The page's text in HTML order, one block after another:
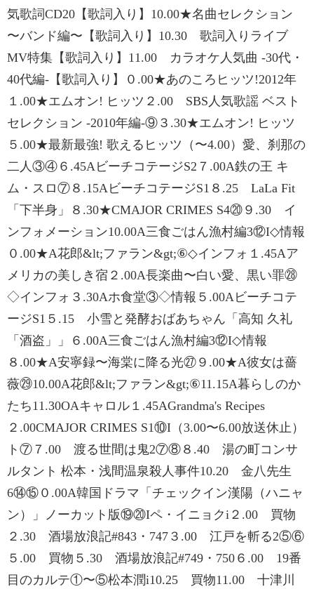
気歌詞CD20【歌詞入り】10.00★名曲セレクション
〜バンド編〜【歌詞入り】10.30 歌詞入りライブ
MV特集【歌詞入り】11.00 カラオケ人気曲 -30代・
40代編-【歌詞入り】０.00★あのころヒッツ!2012年
１.00★エムオン! ヒッツ２.00 SBS人気歌謡 ベスト
セレクション -2010年編-⑨３.30★エムオン! ヒッツ
５.00★最新最強! 歌えるヒッツ（〜4.00）愛、刹那の
二人③④６.45AビーチコテージS2７.00A鉄の王 キ
ム・スロ⑦８.15AビーチコテージS1８.25 LaLa Fit
「下半身」８.30★CMAJOR CRIMES S4⑳９.30 イ
ンフォメーション10.00A三食ごはん漁村編3⑫I◇情報
０.00★A花郎&lt;ファラン&gt;⑥◇インフォ１.45Aア
メリカの美しき宿２.00A長楽曲〜白い愛、黒い罪㉘
◇インフォ３.30Aホ食堂③◇情報５.00Aビーチコテ
ージS1５.15 小雪と発酵おばあちゃん「高知 久礼
「酒盗」」６.00A三食ごはん漁村編3⑫I◇情報
８.00★A安寧録〜海棠に降る光㉗９.00★A彼女は薔
薇㉙10.00A花郎&lt;ファラン&gt;⑥11.15A暮らしのか
たち11.30OAキャロル１.45AGrandma's Recipes
２.00CMAJOR CRIMES S1⑩I（3.00〜6.00放送休止）
ト⑦７.00 渡る世間は鬼2⑦⑧８.40 湯の町コンサ
ルタント 松本・浅間温泉殺人事件10.20 金八先生
6⑭⑮０.00A韓国ドラマ「チェックイン漢陽（ハニャ
ン）」ノーカット版⑲⑳Iペ・イニョクi２.00 買物
２.30 酒場放浪記#843・747３.00 江戸を斬る2⑤⑥
５.00 買物５.30 酒場放浪記#749・750６.00 19番
目のカルテ①〜⑤松本潤i10.25 買物11.00 十津川